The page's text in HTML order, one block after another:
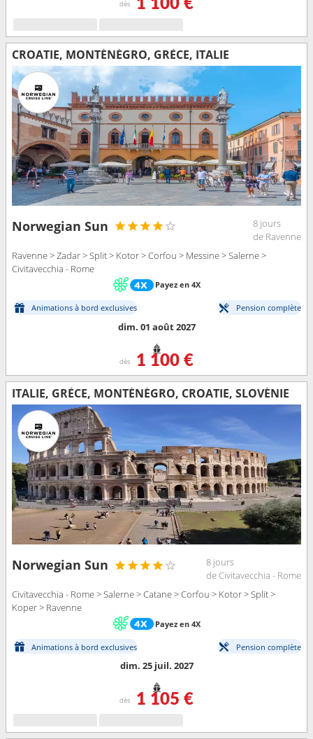
dès 1 100 €
CROATIE, MONTÉNÉGRO, GRÈCE, ITALIE
Norwegian Sun
8 jours
de Ravenne
Ravenne > Zadar > Split > Kotor > Corfou > Messine > Salerne >
Civitavecchia - Rome
Payez en 4X
Animations à bord exclusives Pension complète
dim. 01 août 2027
dès 1 100 €
ITALIE, GRÈCE, MONTÉNÉGRO, CROATIE, SLOVÉNIE
Norwegian Sun
8 jours
de Civitavecchia - Rome
Civitavecchia - Rome > Salerne > Catane > Corfou > Kotor > Split >
Koper > Ravenne
Payez en 4X
Animations à bord exclusives Pension complète
dim. 25 juil. 2027
dès 1 105 €